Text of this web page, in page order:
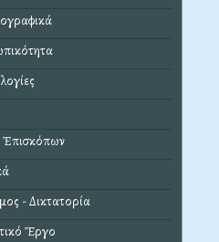
- Δικτατορία
Ἔργο